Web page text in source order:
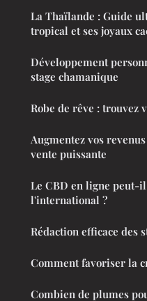
La Thaïlande : Guide
tropical et ses joyaux
Développement
stage chamanique
Robe de rêve : trouvez
Augmentez vos
vente puissante
Le CBD en ligne peut-
l'international ?
Rédaction efficace des
Comment favoriser la
Combien de plumes